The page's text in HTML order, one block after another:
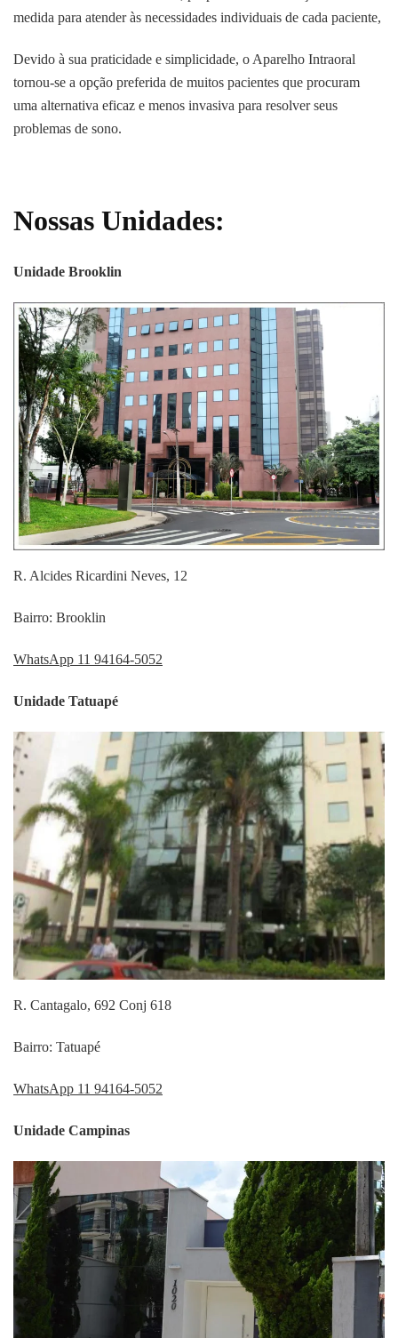
medida para atender às necessidades individuais de cada paciente,
Devido à sua praticidade e simplicidade, o Aparelho Intraoral
tornou-se a opção preferida de muitos pacientes que procuram
uma alternativa eficaz e menos invasiva para resolver seus
problemas de sono.
Nossas Unidades:
Unidade Brooklin
R. Alcides Ricardini Neves, 12
Bairro: Brooklin
WhatsApp 11 94164-5052
Unidade Tatuapé
R. Cantagalo, 692 Conj 618
Bairro: Tatuapé
WhatsApp 11 94164-5052
Unidade Campinas